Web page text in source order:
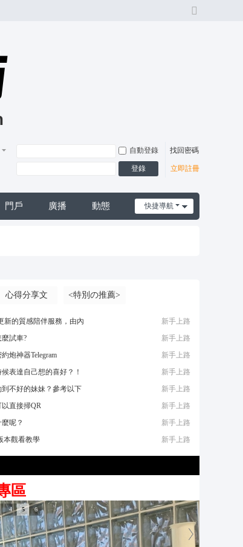
自動登錄 找回密碼
登錄 立即註冊
快捷導航
門戶 廣播 動態
心得分享文 <特別の推薦>
新手上路
新的質感陪伴服務，由內
新手上路
試車?
新手上路
炮神器Telegram
新手上路
表達自己想的喜好？！
新手上路
不好的妹妹？參考以下
新手上路
直接掃QR
新手上路
呢？
新手上路
本觀看教學
區
4 5 6